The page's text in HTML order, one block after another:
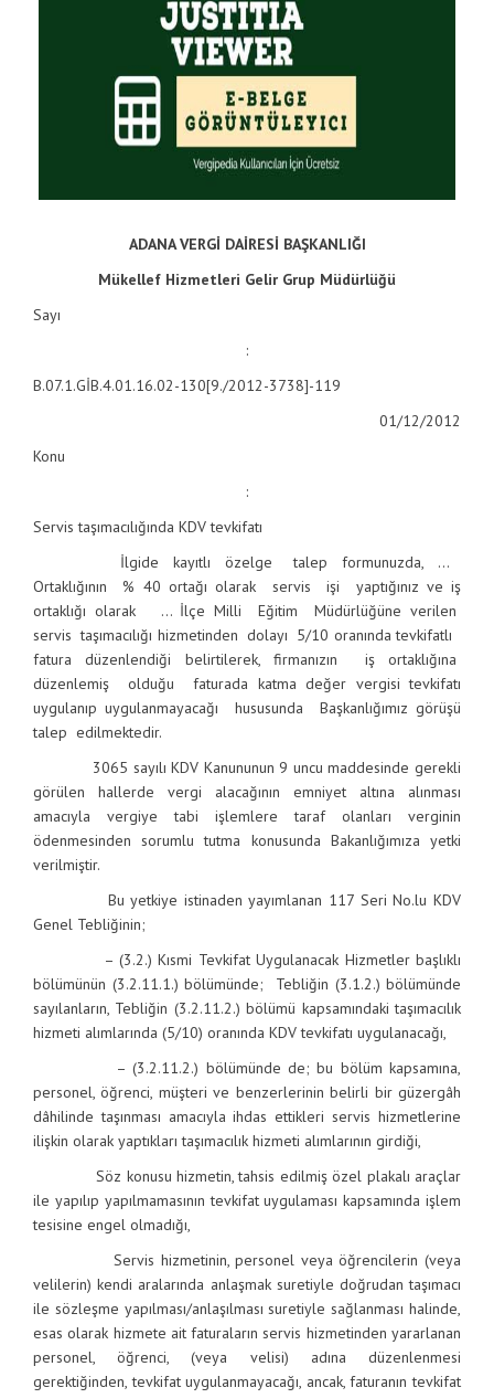
ADANA VERGİ DAİRESİ BAŞKANLIĞI
Mükellef Hizmetleri Gelir Grup Müdürlüğü
Sayı
:
B.07.1.GİB.4.01.16.02-130[9./2012-3738]-119
01/12/2012
Konu
:
Servis taşımacılığında KDV tevkifatı
İlgide kayıtlı özelge talep formunuzda, …
Ortaklığının % 40 ortağı olarak servis işi yaptığınız ve iş
ortaklığı olarak … İlçe Milli Eğitim Müdürlüğüne verilen
servis taşımacılığı hizmetinden dolayı 5/10 oranında tevkifatlı
fatura düzenlendiği belirtilerek, firmanızın iş ortaklığına
düzenlemiş olduğu faturada katma değer vergisi tevkifatı
uygulanıp uygulanmayacağı hususunda Başkanlığımız görüşü
talep edilmektedir.
3065 sayılı KDV Kanununun 9 uncu maddesinde gerekli
görülen hallerde vergi alacağının emniyet altına alınması
amacıyla vergiye tabi işlemlere taraf olanları verginin
ödenmesinden sorumlu tutma konusunda Bakanlığımıza yetki
verilmiştir.
Bu yetkiye istinaden yayımlanan 117 Seri No.lu KDV
Genel Tebliğinin;
– (3.2.) Kısmi Tevkifat Uygulanacak Hizmetler başlıklı
bölümünün (3.2.11.1.) bölümünde; Tebliğin (3.1.2.) bölümünde
sayılanların, Tebliğin (3.2.11.2.) bölümü kapsamındaki taşımacılık
hizmeti alımlarında (5/10) oranında KDV tevkifatı uygulanacağı,
– (3.2.11.2.) bölümünde de; bu bölüm kapsamına,
personel, öğrenci, müşteri ve benzerlerinin belirli bir güzergâh
dâhilinde taşınması amacıyla ihdas ettikleri servis hizmetlerine
ilişkin olarak yaptıkları taşımacılık hizmeti alımlarının girdiği,
Söz konusu hizmetin, tahsis edilmiş özel plakalı araçlar
ile yapılıp yapılmamasının tevkifat uygulaması kapsamında işlem
tesisine engel olmadığı,
Servis hizmetinin, personel veya öğrencilerin (veya
velilerin) kendi aralarında anlaşmak suretiyle doğrudan taşımacı
ile sözleşme yapılması/anlaşılması suretiyle sağlanması halinde,
esas olarak hizmete ait faturaların servis hizmetinden yararlanan
personel, öğrenci, (veya velisi) adına düzenlenmesi
gerektiğinden, tevkifat uygulanmayacağı, ancak, faturanın tevkifat